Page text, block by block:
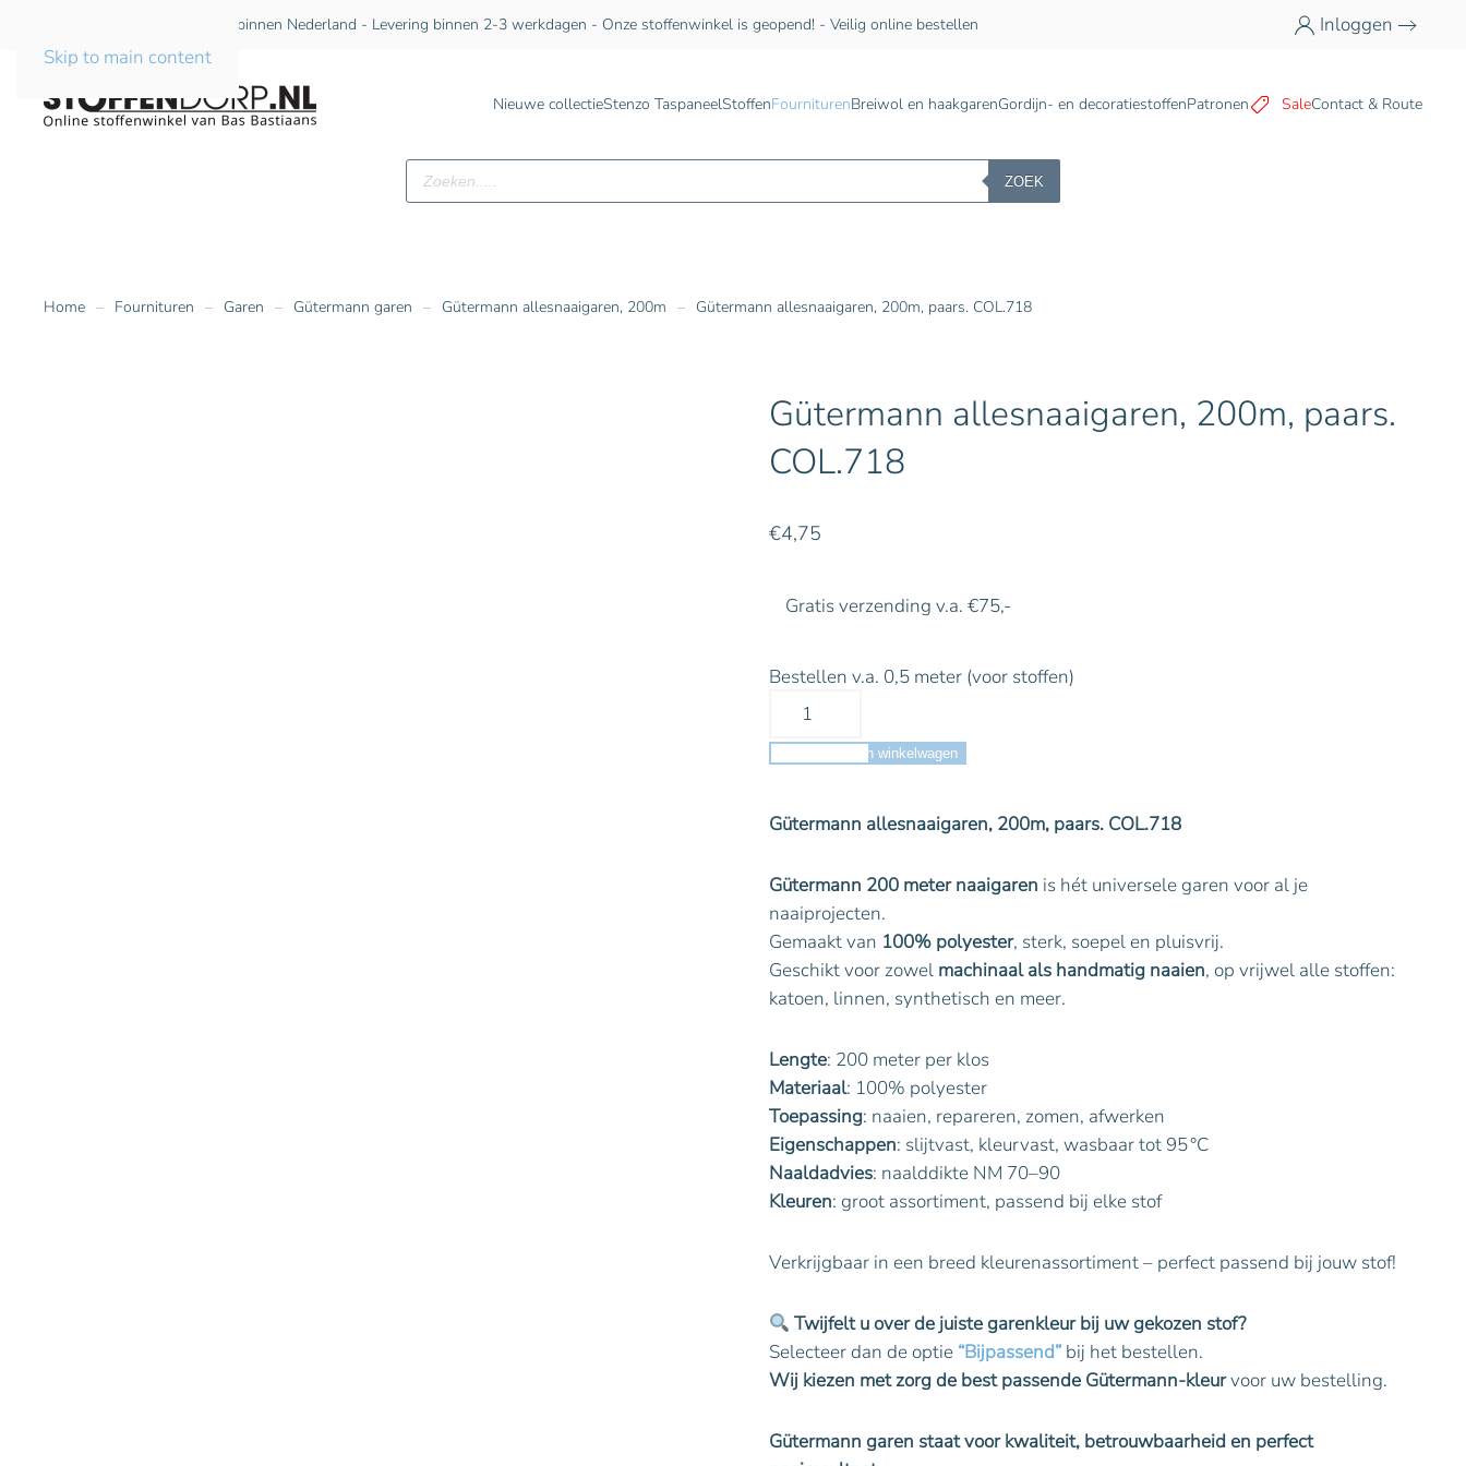
Skip to main content
Gratis verzending vanaf €75 binnen Nederland - Levering binnen 2-3 werkdagen - Onze stoffenwinkel is geopend! - Veilig online bestellen Inloggen
Nieuwe collectieStenzo TaspaneelStoffenFourniturenBreiwol en haakgarenGordijn- en decoratiestoffenPatronen SaleContact & Route
Producten
zoeken
ZOEK
Home Fournituren Garen Gütermann garen Gütermann allesnaaigaren, 200m Gütermann allesnaaigaren, 200m, paars. COL.718
Gütermann allesnaaigaren, 200m, paars.
COL.718
€4,75
Gratis verzending v.a. €75,-
Bestellen v.a. 0,5 meter (voor stoffen)
Toevoegen aan winkelwagen
Gütermann allesnaaigaren, 200m, paars. COL.718
Gütermann 200 meter naaigaren is hét universele garen voor al je
naaiprojecten.
Gemaakt van 100% polyester, sterk, soepel en pluisvrij.
Geschikt voor zowel machinaal als handmatig naaien, op vrijwel alle stoffen:
katoen, linnen, synthetisch en meer.
Lengte: 200 meter per klos
Materiaal: 100% polyester
Toepassing: naaien, repareren, zomen, afwerken
Eigenschappen: slijtvast, kleurvast, wasbaar tot 95 °C
Naaldadvies: naalddikte NM 70–90
Kleuren: groot assortiment, passend bij elke stof
Verkrijgbaar in een breed kleurenassortiment – perfect passend bij jouw stof!
Twijfelt u over de juiste garenkleur bij uw gekozen stof?
Selecteer dan de optie “Bijpassend”bij het bestellen.
Wij kiezen met zorg de best passende Gütermann-kleurvoor uw bestelling.
Gütermann garen staat voor kwaliteit, betrouwbaarheid en perfect